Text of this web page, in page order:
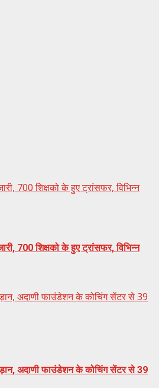
700 शिक्षको के हुए ट्रांसफर, विभिन्न
700 शिक्षको के हुए ट्रांसफर, विभिन्न
अदाणी फाउंडेशन के कोचिंग सेंटर से 39
अदाणी फाउंडेशन के कोचिंग सेंटर से 39